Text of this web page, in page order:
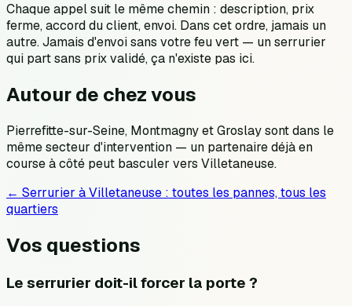
Chaque appel suit le même chemin : description, prix
ferme, accord du client, envoi. Dans cet ordre, jamais un
autre. Jamais d'envoi sans votre feu vert — un serrurier
qui part sans prix validé, ça n'existe pas ici.
Autour de chez vous
Pierrefitte-sur-Seine, Montmagny et Groslay sont dans le
même secteur d'intervention — un partenaire déjà en
course à côté peut basculer vers Villetaneuse.
← Serrurier àVilletaneuse : toutes les pannes, tous les
quartiers
Vos questions
Le serrurier doit-il forcer la porte ?